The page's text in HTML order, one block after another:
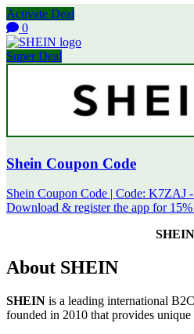
Activate Deal
0
Super Deal
Shein Coupon Code
Shein Coupon Code | Code: K7ZAJ
Download & register the app for
SHEIN
About SHEIN
SHEIN is a leading international
founded in 2010 that provides unique